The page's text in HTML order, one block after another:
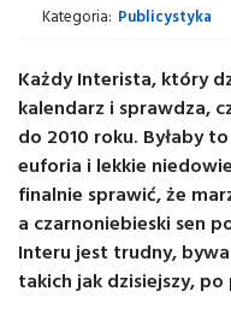
Kategoria: Publicystyka
Każdy Interista, który
kalendarz i sprawdza,
do 2010 roku. Byłaby
euforia i lekkie
finalnie sprawić, że
a czarnoniebieski sen
Interu jest trudny,
takich jak dzisiejszy,